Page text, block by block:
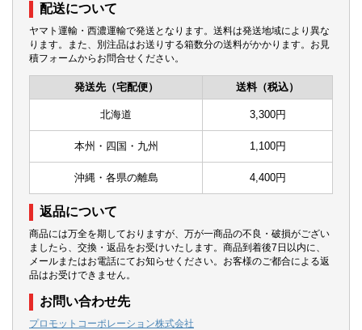
配送について
ヤマト運輸・西濃運輸で発送となります。送料は発送地域により異な
ります。また、別注品はお送りする箱数分の送料がかかります。お見
積フォームからお問合せください。
発送先（宅配便） 送料（税込）
北海道 3,300円
本州・四国・九州 1,100円
沖縄・各県の離島 4,400円
返品について
商品には万全を期しておりますが、万が一商品の不良・破損がござい
ましたら、交換・返品をお受けいたします。商品到着後7日以内に、
メールまたはお電話にてお知らせください。お客様のご都合による返
品はお受けできません。
お問い合わせ先
プロモットコーポレーション株式会社